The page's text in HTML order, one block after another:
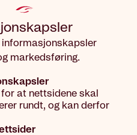
informasjonskapsler
markedsføring.
at nettsidene skal
rundt, og kan derfor